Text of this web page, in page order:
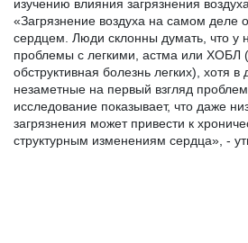
«Загрязнение воздуха на самом деле
сердцем. Люди склонны думать, что у
проблемы с легкими, астма или ХОБЛ
обструктивная болезнь легких), хотя в
незаметные на первый взгляд
исследование показывает, что даже
загрязнения может привести к
структурным изменениям сердца», -